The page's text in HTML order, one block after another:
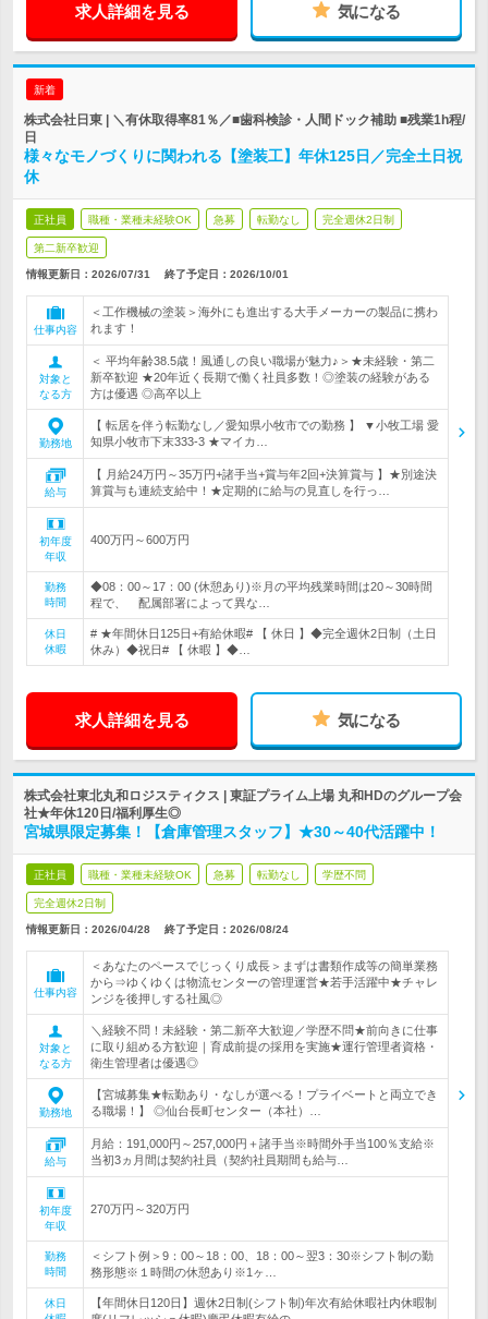
求人詳細を見る 気になる
新着
株式会社日東 | ＼有休取得率81％／■歯科検診・人間ドック補助 ■残業1h程/
日
様々なモノづくりに関われる【塗装工】年休125日／完全土日祝
休
正社員 職種・業種未経験OK 急募 転勤なし 完全週休2日制
第二新卒歓迎
情報更新日：2026/07/31 終了予定日： 2026/10/01
仕事内容
＜工作機械の塗装＞海外にも進出する大手メーカーの製品に携わ
れます！
対象と
なる方
＜ 平均年齢38.5歳！風通しの良い職場が魅力♪＞★未経験・第二
新卒歓迎 ★20年近く長期で働く社員多数！◎塗装の経験がある
方は優遇 ◎高卒以上
勤務地
【 転居を伴う転勤なし／愛知県小牧市での勤務 】 ▼小牧工場 愛
知県小牧市下末333-3 ★マイカ…
給与
【 月給24万円～35万円+諸手当+賞与年2回+決算賞与 】★別途決
算賞与も連続支給中！★定期的に給与の見直しを行っ…
初年度
年収
400万円～600万円
勤務
時間
◆08：00～17：00 (休憩あり)※月の平均残業時間は20～30時間
程で、 配属部署によって異な…
休日
休暇
# ★年間休日125日+有給休暇# 【 休日 】◆完全週休2日制（土日
休み）◆祝日# 【 休暇 】◆…
求人詳細を見る 気になる
株式会社東北丸和ロジスティクス | 東証プライム上場 丸和HDのグループ会
社★年休120日/福利厚生◎
宮城県限定募集！【倉庫管理スタッフ】★30～40代活躍中！
正社員 職種・業種未経験OK 急募 転勤なし 学歴不問
完全週休2日制
情報更新日：2026/04/28 終了予定日： 2026/08/24
仕事内容
＜あなたのペースでじっくり成長＞まずは書類作成等の簡単業務
から⇒ゆくゆくは物流センターの管理運営★若手活躍中★チャレ
ンジを後押しする社風◎
対象と
なる方
＼経験不問！未経験・第二新卒大歓迎／学歴不問★前向きに仕事
に取り組める方歓迎｜育成前提の採用を実施★運行管理者資格・
衛生管理者は優遇◎
勤務地
【宮城募集★転勤あり・なしが選べる！プライベートと両立でき
る職場！】 ◎仙台長町センター（本社）…
給与
月給：191,000円～257,000円＋諸手当※時間外手当100％支給※
当初3ヵ月間は契約社員（契約社員期間も給与…
初年度
年収
270万円～320万円
勤務
時間
＜シフト例＞9：00～18：00、18：00～翌3：30※シフト制の勤
務形態※１時間の休憩あり※1ヶ…
休日
【年間休日120日】週休2日制(シフト制)年次有給休暇社内休暇制